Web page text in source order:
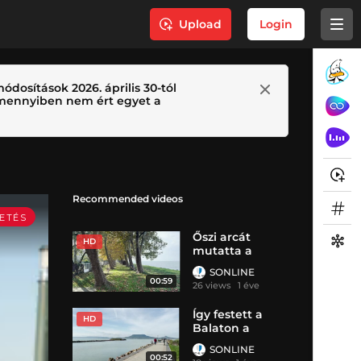
Upload Login
2026. április 30-tól
nem ért egyet a
Recommended videos
HD
00:59
Őszi arcát
mutatta a
Balaton a
hétvégén
SONLINE
26 views 1 éve
HD
00:52
Így festett a
Balaton a
hétvégén
SONLINE